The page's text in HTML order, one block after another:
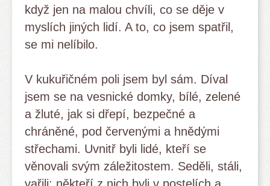
když jen na malou chvíli, co se děje v
myslích jiných lidí. A to, co jsem spatřil,
se mi nelíbilo.
V kukuřičném poli jsem byl sám. Díval
jsem se na vesnické domky, bílé, zelené
a žluté, jak si dřepí, bezpečné a
chráněné, pod červenými a hnědými
střechami. Uvnitř byli lidé, kteří se
věnovali svým záležitostem. Seděli, stáli,